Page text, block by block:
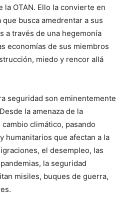
la OTAN. Ello la convierte en
que busca amedrentar a sus
a través de una hegemonía
economías de sus miembros
miedo y rencor allá
seguridad son eminentemente
la amenaza de la
climático, pasando
humanitarios que afectan a la
el desempleo, las
la seguridad
misiles, buques de guerra,